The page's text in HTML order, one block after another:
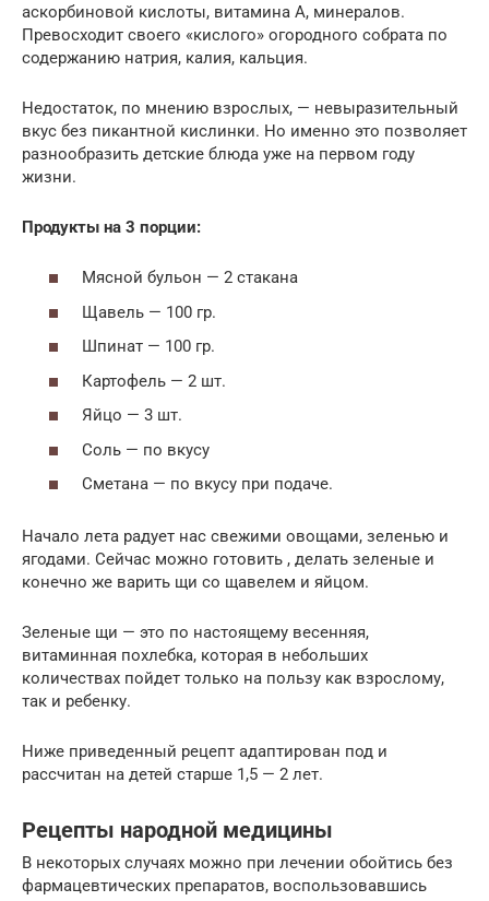
аскорбиновой кислоты, витамина A, минералов.
Превосходит своего «кислого» огородного собрата по
содержанию натрия, калия, кальция.
Недостаток, по мнению взрослых, — невыразительный
вкус без пикантной кислинки. Но именно это позволяет
разнообразить детские блюда уже на первом году
жизни.
Продукты на 3 порции:
Мясной бульон — 2 стакана
Щавель — 100 гр.
Шпинат — 100 гр.
Картофель — 2 шт.
Яйцо — 3 шт.
Соль — по вкусу
Сметана — по вкусу при подаче.
Начало лета радует нас свежими овощами, зеленью и
ягодами. Сейчас можно готовить , делать зеленые и
конечно же варить щи со щавелем и яйцом.
Зеленые щи — это по настоящему весенняя,
витаминная похлебка, которая в небольших
количествах пойдет только на пользу как взрослому,
так и ребенку.
Ниже приведенный рецепт адаптирован под и
рассчитан на детей старше 1,5 — 2 лет.
Рецепты народной медицины
В некоторых случаях можно при лечении обойтись без
фармацевтических препаратов, воспользовавшись